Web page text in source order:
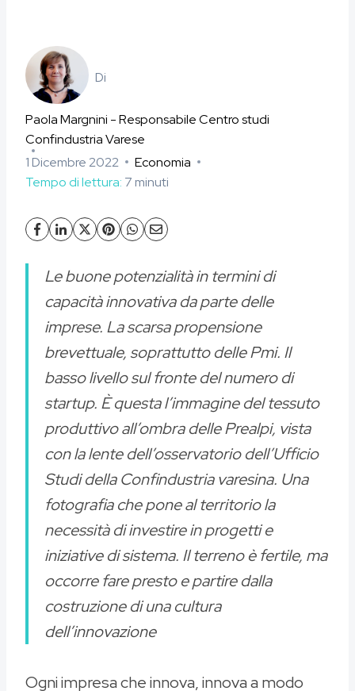
Di
Paola Margnini - Responsabile Centro studi
Confindustria Varese
1 Dicembre 2022
Economia
Tempo di lettura: 7minuti
Le buone potenzialità in termini di
capacità innovativa da parte delle
imprese. La scarsa propensione
brevettuale, soprattutto delle Pmi. Il
basso livello sul fronte del numero di
startup. È questa l’immagine del tessuto
produttivo all’ombra delle Prealpi, vista
con la lente dell’osservatorio dell’Ufficio
Studi della Confindustria varesina. Una
fotografia che pone al territorio la
necessità di investire in progetti e
iniziative di sistema. Il terreno è fertile, ma
occorre fare presto e partire dalla
costruzione di una cultura
dell’innovazione
Ogni impresa che innova, innova a modo